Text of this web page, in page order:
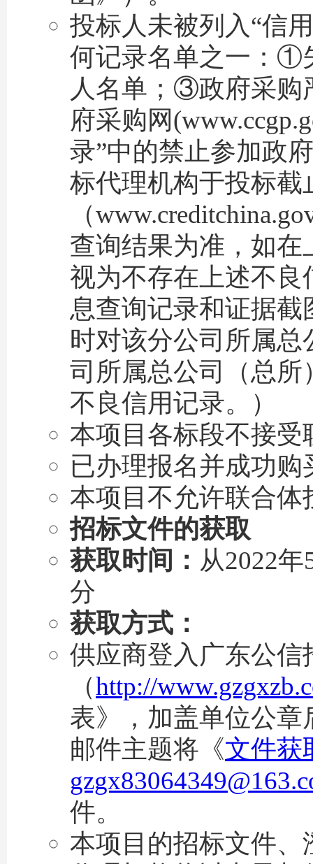
投标人未被列入“信
何记录名单之一：①
人名单；③政府采购
府采购网
录”中的禁止参加政
标代理机构于投标截
（
查询结果为准，如
视为不存在上述不
息查询记录和证据
时对该分公司所属
司所属总公司（总
不良信用记录。）
本项目各标段不接受
已办理报名并成功
本项目不允许联合体
招标文件的获取
获取时间： 从2022
分
获取方式：
供应商登入广东公信
（http://
表》，加盖单位公
邮件主题将《文件获
件。
本项目的招标文件